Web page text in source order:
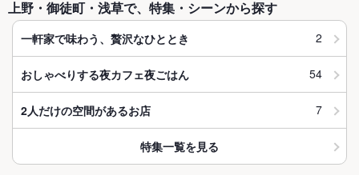
上野・御徒町・浅草で、特集・シーンから探す
一軒家で味わう、贅沢なひととき 2
おしゃべりする夜カフェ夜ごはん 54
2人だけの空間があるお店 7
特集一覧を見る